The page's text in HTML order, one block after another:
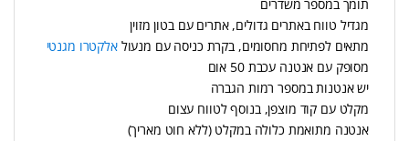
תומך במספר משדרים
מגדיל טווח באתרים גדולים, אתרים עם בטון מזוין
מתאים לפתיחת מחסומים, בקרת כניסה עם מנעולאלקטרו מגנטי
מסופק עם אנטנה עכבת 50 אום
יש אנטנות במספר רמות הגברה
מקלט עם קוד מוצפן, בנוסף לטווח עצום
אנטנה מתואמת כלולה במקלט (ללא חוט מאריך)